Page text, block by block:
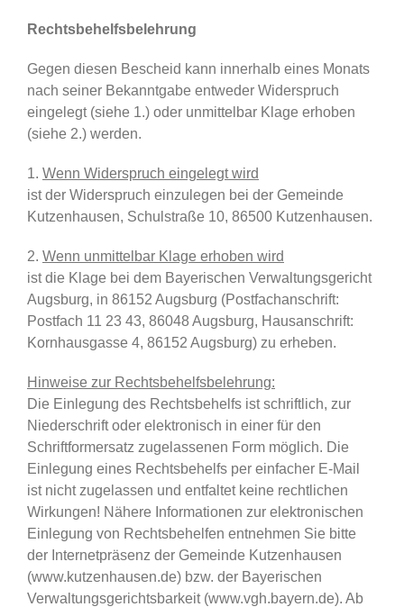
Rechtsbehelfsbelehrung
Gegen diesen Bescheid kann innerhalb eines Monats
nach seiner Bekanntgabe entweder Widerspruch
eingelegt (siehe 1.) oder unmittelbar Klage erhoben
(siehe 2.) werden.
1. Wenn Widerspruch eingelegt wird
ist der Widerspruch einzulegen bei der Gemeinde
Kutzenhausen, Schulstraße 10, 86500 Kutzenhausen.
2. Wenn unmittelbar Klage erhoben wird
ist die Klage bei dem Bayerischen Verwaltungsgericht
Augsburg, in 86152 Augsburg (Postfachanschrift:
Postfach 11 23 43, 86048 Augsburg, Hausanschrift:
Kornhausgasse 4, 86152 Augsburg) zu erheben.
Hinweise zur Rechtsbehelfsbelehrung:
Die Einlegung des Rechtsbehelfs ist schriftlich, zur
Niederschrift oder elektronisch in einer für den
Schriftformersatz zugelassenen Form möglich. Die
Einlegung eines Rechtsbehelfs per einfacher E-Mail
ist nicht zugelassen und entfaltet keine rechtlichen
Wirkungen! Nähere Informationen zur elektronischen
Einlegung von Rechtsbehelfen entnehmen Sie bitte
der Internetpräsenz der Gemeinde Kutzenhausen
(www.kutzenhausen.de) bzw. der Bayerischen
Verwaltungsgerichtsbarkeit (www.vgh.bayern.de). Ab